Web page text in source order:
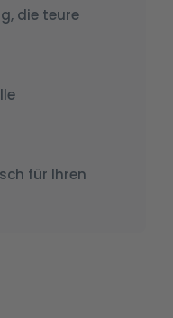
die teure
für Ihren